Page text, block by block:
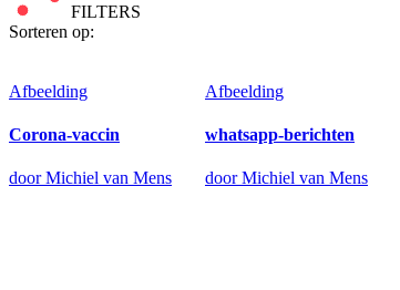
FILTERS
Sorteren op:
Afbeelding
Corona-vaccin
door Michiel van Mens
Afbeelding
whatsapp-berichten
door Michiel van Mens